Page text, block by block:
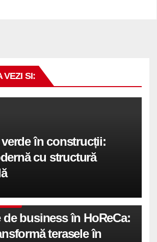
VEZI SI:
în construcții:
cu structură
de business în HoReCa:
terasele în